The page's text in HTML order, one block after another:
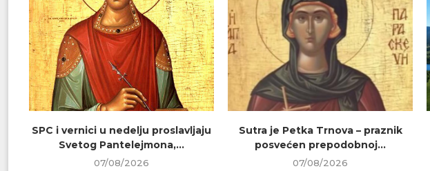
SPC i vernici u nedelju proslavljaju
Svetog Pantelejmona,...
07/08/2026
Sutra je Petka Trnova – praznik
posvećen prepodobnoj...
07/08/2026